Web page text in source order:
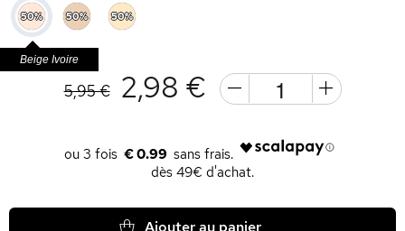
5,95 € 2,98 €
€ 0.99
dès 49€ d'achat.
Ajouter au panier
Beige Ivoire